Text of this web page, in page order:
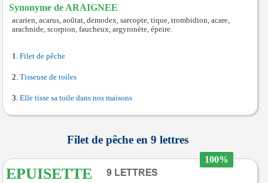
Synonyme de ARAIGNEE
acarien, acarus, aoûtat, demodex, sarcopte, tique, trombidion, acare,
arachnide, scorpion, faucheux, argyronète, épeire.
Filet de pêche
Tisseuse de toiles
Elle tisse sa toile dans nos maisons
Filet de pêche en 9 lettres
100%
EPUISETTE